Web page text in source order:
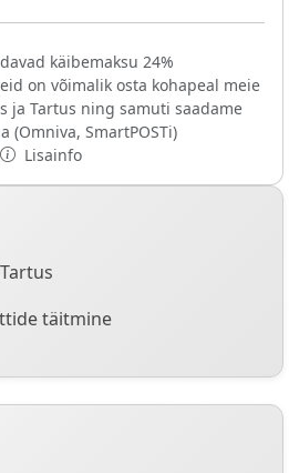
käibemaksu 24%
on võimalik osta kohapeal meie
ja Tartus ning samuti saadame
(Omniva, SmartPOSTi)
Lisainfo
täitmine